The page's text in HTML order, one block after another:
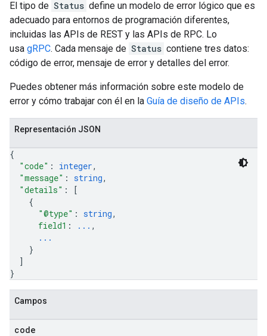
El tipo de Status define un modelo de error lógico que es
adecuado para entornos de programación diferentes,
incluidas las APIs de REST y las APIs de RPC. Lo
usa gRPC. Cada mensaje de Status contiene tres datos:
código de error, mensaje de error y detalles del error.
Puedes obtener más información sobre este modelo de
error y cómo trabajar con él en la Guía de diseño de APIs.
Representación JSON
{
"code" : integer,
"message" : string,
"details" :
[
{
"@type" : string,
field1 : ... ,
...
}
]
}
Campos
code